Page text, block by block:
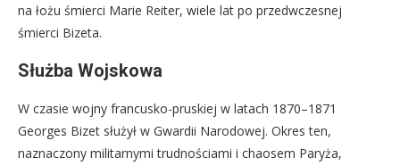
na łożu śmierci Marie Reiter, wiele lat po przedwczesnej
śmierci Bizeta.
Służba Wojskowa
W czasie wojny francusko-pruskiej w latach 1870–1871
Georges Bizet służył w Gwardii Narodowej. Okres ten,
naznaczony militarnymi trudnościami i chaosem Paryża,